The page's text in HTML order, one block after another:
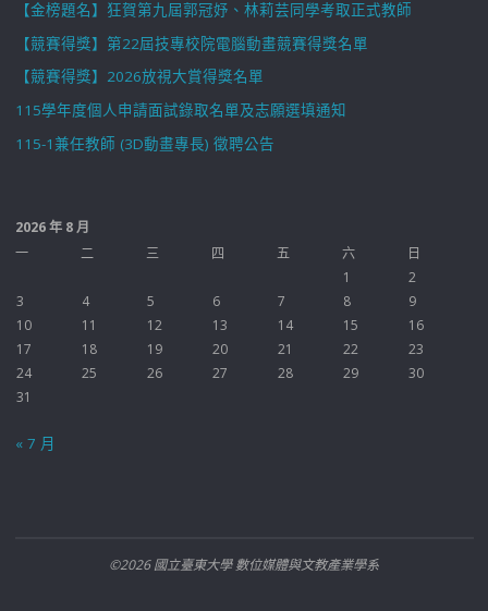
【金榜題名】狂賀第九屆郭冠妤、林莉芸同學考取正式教師
【競賽得獎】第22屆技專校院電腦動畫競賽得獎名單
【競賽得獎】2026放視大賞得獎名單
115學年度個人申請面試錄取名單及志願選填通知
115-1兼任教師 (3D動畫專長) 徵聘公告
2026 年 8 月
一
二 三 四 五 六
日
1
2
3
4 5 6 7 8
9
10
11 12 13 14 15
16
17
18 19 20 21 22
23
24
25 26 27 28 29
30
31
« 7 月
©2026 國立臺東大學 數位媒體與文教產業學系